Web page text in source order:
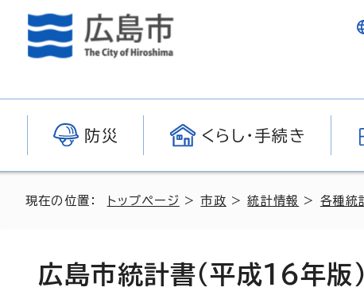
防災 くらし・手続き
現在の位置： トップページ >市政 >統計情報 > 各種統
広島市統計書（平成16年版